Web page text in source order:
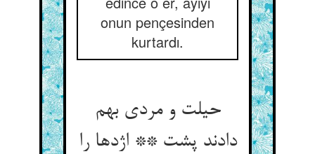
onun pençesinden
kurtardı.
حیلت و مردی بهم
دادند پشت ** اژدها را